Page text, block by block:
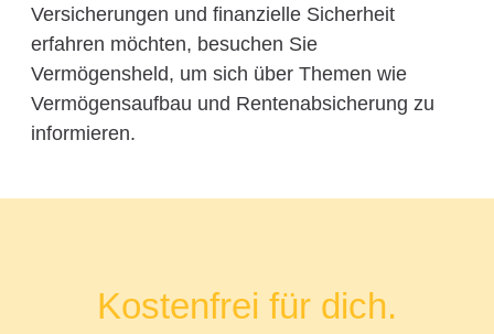
Versicherungen und finanzielle Sicherheit
erfahren möchten, besuchen Sie
Vermögensheld, um sich über Themen wie
Vermögensaufbau und Rentenabsicherung zu
informieren.
Kostenfrei für dich.